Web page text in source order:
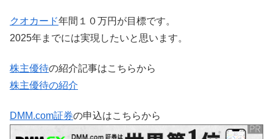
クオカード年間１０万円が目標です。
2025年までには実現したいと思います。
株主優待の紹介記事はこちらから
株主優待の紹介
DMM.com証券の申込はこちらから